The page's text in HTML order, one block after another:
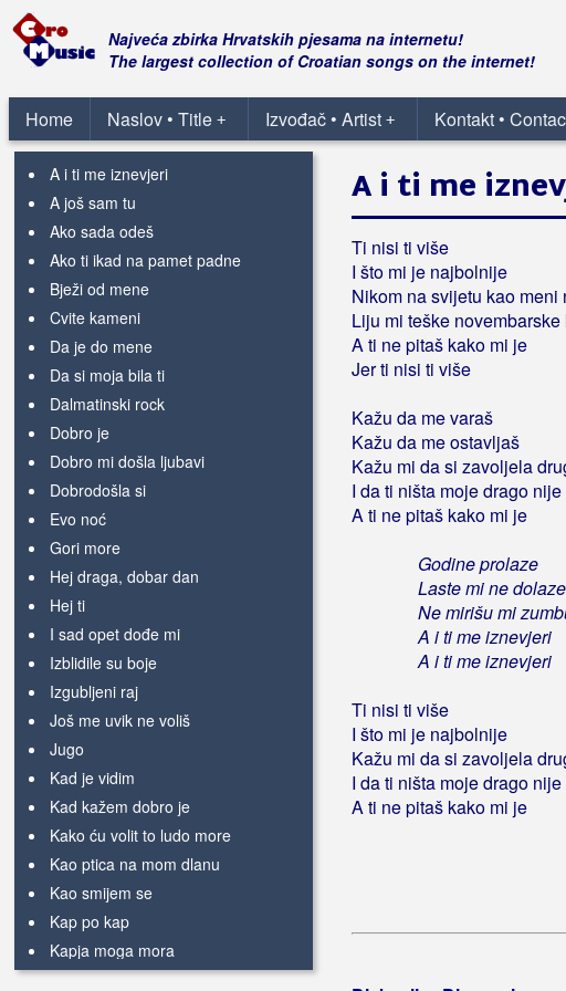
Najveća zbirka Hrvatskih pjesama na internetu!
The largest collection of Croatian songs on the internet!
Home +
Naslov • Title +
Izvođač • Artist Kontakt •
Gitano
Giuliano
24 sata
A di si, a kako si
A i ti me iznevjeri
A još sam tu
Ako sada odeš
Ako ti ikad na pamet padne
Bježi od mene
Cvite kameni
Da je do mene
Da si moja bila ti
Dalmatinski rock
Dobro je
Dobro mi došla ljubavi
Dobrodošla si
Evo noć
Gori more
Hej draga, dobar dan
Hej ti
I sad opet dođe mi
Izblidile su boje
Izgubljeni raj
Još me uvik ne voliš
Jugo
Kad je vidim
Kad kažem dobro je
Kako ću volit to ludo more
Kao ptica na mom dlanu
Kao smijem se
Kap po kap
Kapja moga mora
Kasno je sad
A i ti me
Ti nisi ti više
I što mi je najbolnije
Nikom na svijetu kao meni
Liju mi teške novembarske
A ti ne pitaš kako mi je
Jer ti nisi ti više
Kažu da me varaš
Kažu da me ostavljaš
Kažu mi da si zavoljela
I da ti ništa moje drago nije
A ti ne pitaš kako mi je
Godine prolaze
Laste mi ne dolaze
Ne mirišu mi
A i ti me iznevjeri
A i ti me iznevjeri
Ti nisi ti više
I što mi je najbolnije
Kažu mi da si zavoljela
I da ti ništa moje drago nije
A ti ne pitaš kako mi je